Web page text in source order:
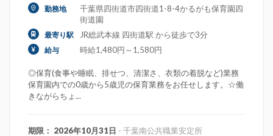
勤務地
千葉県四街道市四街道1-8-4かるがも保育園四
街道園
最寄り駅 JR総武本線 四街道駅 から徒歩で3分
給与 時給1,480円～1,580円
◎保育(食事や睡眠、排せつ、清潔さ、衣類の着脱など)業務
保育園内での0歳から5歳児の保育業務をお任せします。☆働
きながらちょ...
期限： 2026年10月31日 - 千葉南公共職業安定所